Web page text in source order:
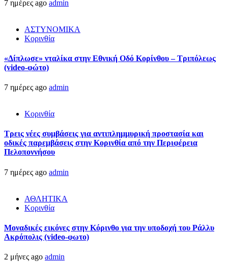
7 ημέρες ago admin
ΑΣΤΥΝΟΜΙΚΑ
Κορινθία
«Δίπλωσε» νταλίκα στην Εθνική Oδό Κορίνθου – Τριπόλεως
(video-φώτο)
7 ημέρες ago admin
Κορινθία
Τρεις νέες συμβάσεις για αντιπλημμυρική προστασία και
οδικές παρεμβάσεις στην Κορινθία από την Περιφέρεια
Πελοποννήσου
7 ημέρες ago admin
ΑΘΛΗΤΙΚΑ
Κορινθία
Μοναδικές εικόνες στην Κόρινθο για την υποδοχή του Ράλλυ
Ακρόπολις (video-φωτο)
2 μήνες ago admin